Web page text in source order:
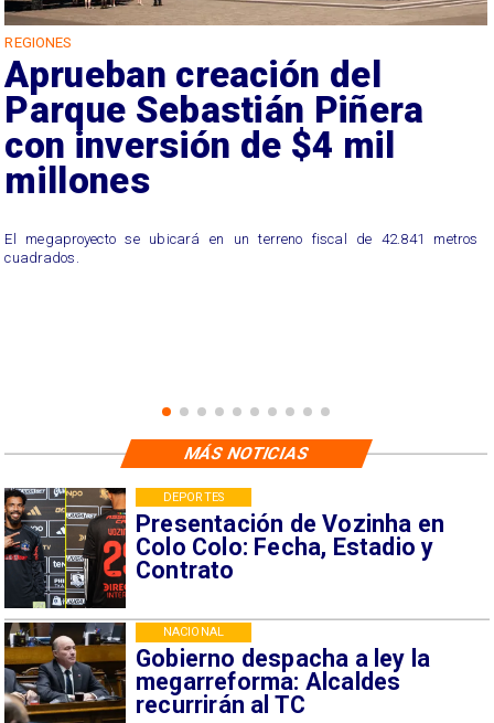
REGIONES
Aprueban creación del
Parque Sebastián Piñera
con inversión de $4 mil
millones
El megaproyecto se ubicará en un terreno fiscal de 42.841 metros
cuadrados.
Presentación de Vozinha en
Colo Colo: Fecha, Estadio y
Contrato
DEPORTES
Gobierno despacha a ley la
megarreforma: Alcaldes
recurrirán al TC
NACIONAL
MÁS NOTICIAS